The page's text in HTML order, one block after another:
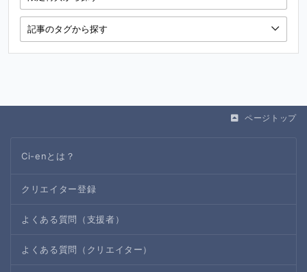
ページトップ
Ci-enとは？
クリエイター登録
よくある質問（支援者）
よくある質問（クリエイター）